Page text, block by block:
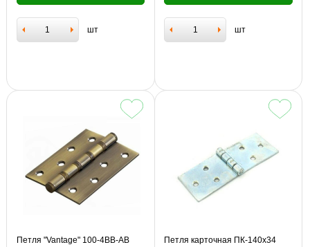
шт шт
Петля "Vantage" 100-4BB-AB
Петля карточная ПК-140х34